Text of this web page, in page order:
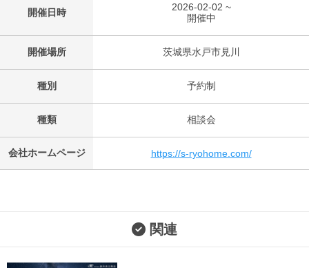
開催日時
2026-02-02 ~
開催中
開催場所 茨城県水戸市見川
種別 予約制
種類 相談会
会社ホームページ https://s-ryohome.com/
関連